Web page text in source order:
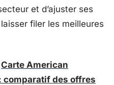
et d’ajuster ses
filer les meilleures
Carte American
comparatif des offres